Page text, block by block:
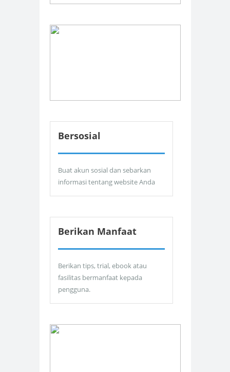
Bersosial
Buat akun sosial dan sebarkan
informasi tentang website Anda
Berikan Manfaat
Berikan tips, trial, ebook atau
fasilitas bermanfaat kepada
pengguna.